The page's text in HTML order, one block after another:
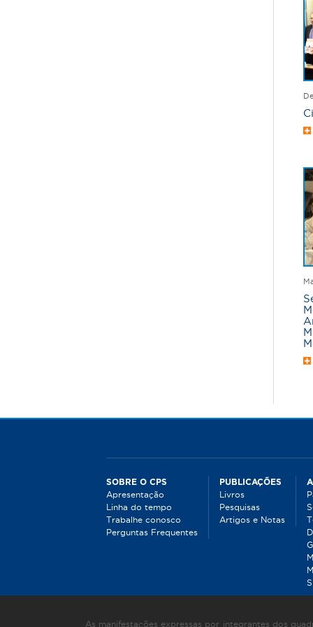
SOBRE O CPS
Apresentação
Linha do tempo
Trabalhe conosco
Perguntas Frequentes
PUBLICAÇÕES
Livros
Pesquisas
Artigos e Notas
As manifestações expressas por integrantes dos